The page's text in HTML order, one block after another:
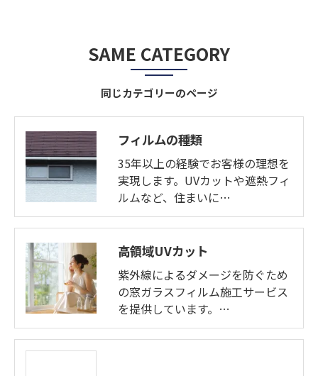
同じカテゴリーのページ
SAME CATEGORY
フィルムの種類
35年以上の経験でお客様の理想を
実現します。UVカットや遮熱フィ
ルムなど、住まいに…
高領域UVカット
紫外線によるダメージを防ぐため
の窓ガラスフィルム施工サービス
を提供しています。…